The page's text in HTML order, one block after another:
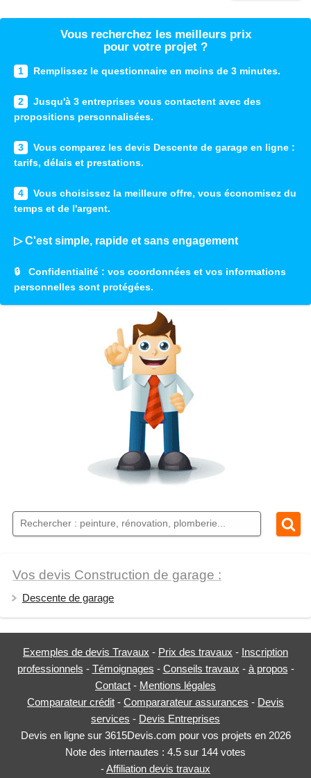
Vous recherchez les meilleurs prix
pour votre projet ?
1 Remplissez le questionnaire en moins de 3 minutes.
2
Jusqu'à 3 entreprises vous contactent avec des
propositions personnalisées.
3
Vous comparez les devis Descente de garage en ligne :
tarifs, délais et prestations.
4
Vous choisissez la meilleure offre, vous économisez du
temps et de l'argent.
▷ C'est simple, rapide et sans engagement
🔒 Confidentialité : vos coordonnées et vos informations
personnelles sont protégées.
Vos devis Construction de garage :
Descente de garage
Exemples de devis Travaux - Prix des travaux - Inscription
professionnels - Témoignages - Conseils travaux - à propos -
Contact - Mentions légales
Comparateur crédit - Compararateur assurances - Devis
services - Devis Entreprises
Devis en ligne sur 3615Devis.com pour vos projets en 2026
Note des internautes : 4.5 sur 144 votes
-Affiliation devis travaux